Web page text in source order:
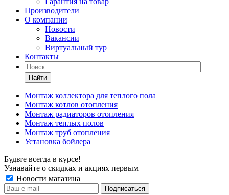
Производители
О компании
Новости
Вакансии
Виртуальный тур
Контакты
Найти
Монтаж коллектора для теплого пола
Монтаж котлов отопления
Монтаж радиаторов отопления
Монтаж теплых полов
Монтаж труб отопления
Установка бойлера
Будьте всегда в курсе!
Узнавайте о скидках и акциях первым
Новости магазина